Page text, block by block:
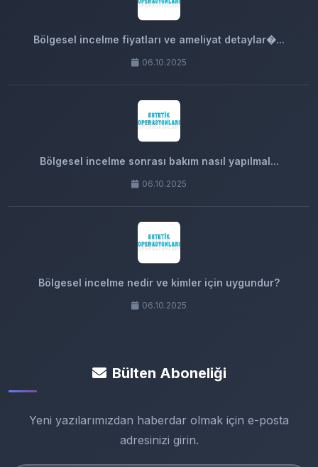
Bölgesel incelme fiyatları ve ameliyat detaylar�...
06.10.2025
Bölgesel incelme sonrası bakım nasıl yapılmal...
06.10.2025
Bölgesel incelme nedir ve kimler için uygundur?
06.10.2025
Bülten Aboneliği
Yeni yazılarımızdan haberdar olmak için e-posta
adresinizi girin.